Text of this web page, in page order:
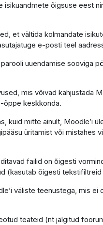
isikuandmete õigsuse eest
et vältida kolmandate
e-posti teel
uuendamise sooviga
mis võivad kahjustada
õppe keskkonda.
kuid mitte ainult, Moodle’i
üritamist või mistahes
failid on õigesti
(kasutab õigesti tekstifiltreid
väliste teenustega, mis
teateid (nt jälgitud